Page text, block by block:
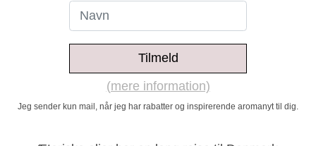
Tilmeld
(mere information)
Jeg sender kun mail, når jeg har rabatter og inspirerende aromanyt til dig.